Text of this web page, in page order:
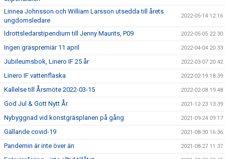
Linnea Johnsson och William Larsson utsedda till årets
ungdomsledare
2022-05-14 12:16
Idrottsledarstipendium till Jenny Maurits, P09 2022-05-05 22:30
Ingen gräspremiär 11 april 2022-04-04 20:33
Jubileumsbok, Linero IF 25 år 2022-03-07 20:42
Linero IF vattenflaska 2022-02-19 18:39
Kallelse till Årsmöte 2022-03-15 2022-02-08 19:48
God Jul & Gott Nytt År 2021-12-23 13:39
Nybyggnad vid konstgräsplanen på gång 2021-09-24 09:17
Gällande covid-19 2021-08-30 16:36
Pandemin är inte över än 2021-08-27 11:37